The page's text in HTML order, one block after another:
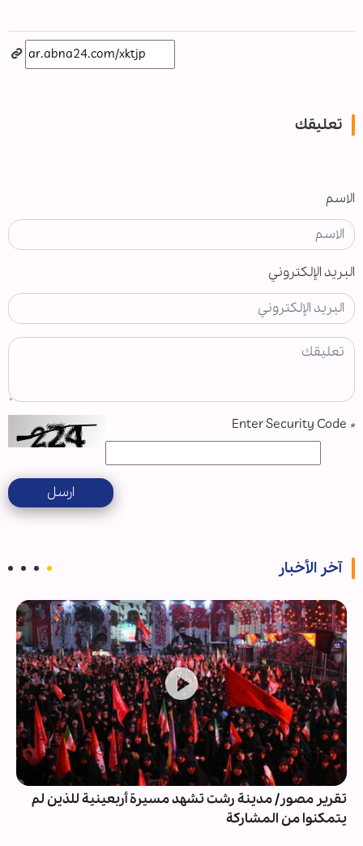
تعليقك
الاسم
البريد الإلكتروني
*
ارسل
آخر الأخبار
تقرير مصور/ مدينة رشت تشهد مسيرة أربعينية للذين لم
يتمكنوا من المشاركة